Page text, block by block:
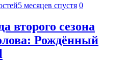
5 месяцев спустя 0
второго сезона
Рождённый